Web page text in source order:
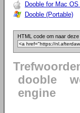
Dooble for Mac
Dooble (Portable)
HTML code om naar deze
dooble
engine